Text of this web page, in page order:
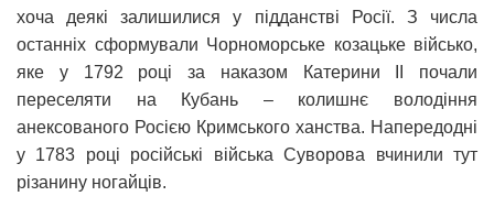
хоча деякі залишилися у підданстві Росії. З числа
останніх сформували Чорноморське козацьке військо,
яке у 1792 році за наказом Катерини ІІ почали
переселяти на Кубань – колишнє володіння
анексованого Росією Кримського ханства. Напередодні
у 1783 році російські війська Суворова вчинили тут
різанину ногайців.